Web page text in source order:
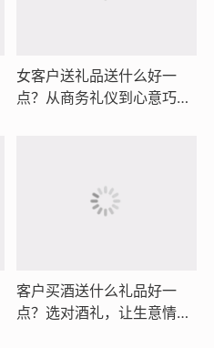
女客户送礼品送什么好一
点？从商务礼仪到心意巧
客户买酒送什么礼品好一
点？选对酒礼，让生意情谊